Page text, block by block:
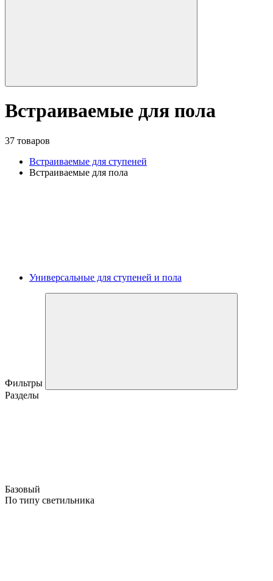
Встраиваемые для пола
37 товаров
Встраиваемые для ступеней
Встраиваемые для пола
Универсальные для ступеней и пола
Фильтры
Разделы
Базовый
По типу светильника